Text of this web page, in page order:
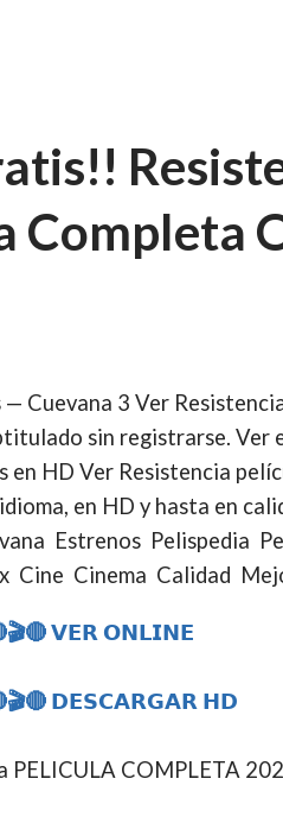
Completa
Cuevana 3 Ver
sin registrarse. Ver
en HD Ver Resistencia
en HD y hasta en
Estrenos Pelispedia
Cine Cinema Calidad
𝗩𝗘𝗥 𝗢𝗡𝗟𝗜𝗡𝗘
𝗗𝗘𝗦𝗖𝗔𝗥𝗚𝗔𝗥 𝗛𝗗
PELICULA COMPLETA